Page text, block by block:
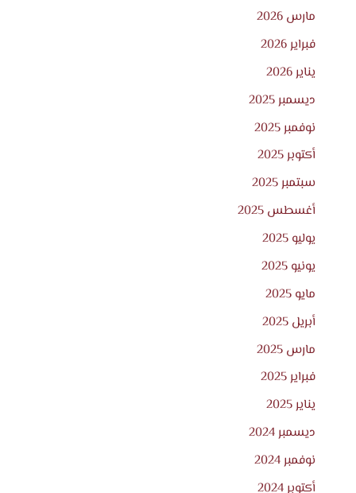
مارس 2026
فبراير 2026
يناير 2026
ديسمبر 2025
نوفمبر 2025
أكتوبر 2025
سبتمبر 2025
أغسطس 2025
يوليو 2025
يونيو 2025
مايو 2025
أبريل 2025
مارس 2025
فبراير 2025
يناير 2025
ديسمبر 2024
نوفمبر 2024
أكتوبر 2024